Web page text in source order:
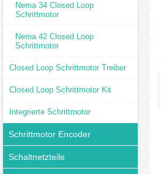
Nema 34 Closed Loop
Schrittmotor
Nema 42 Closed Loop
Schrittmotor
Closed Loop Schrittmotor Treiber
Closed Loop Schrittmotor Kit
Integrierte Schrittmotor
Schrittmotor Encoder
Schaltnetzteile